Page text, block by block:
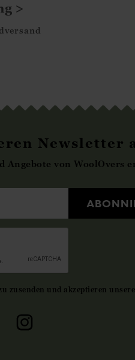
Newsletter
Angebote von WoolOvers
zusenden und akzeptieren unsere